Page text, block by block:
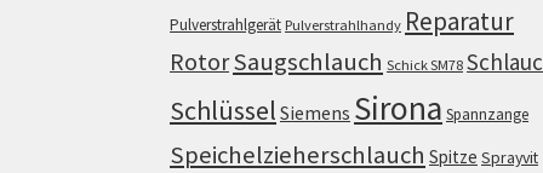
Pulverstrahlgerät Pulverstrahlhandy Reparatur
RotorSaugschlauch Schick SM78
Schlüssel Siemens Sirona Spannzange
Speichelzieherschlauch Spitze Sprayvit